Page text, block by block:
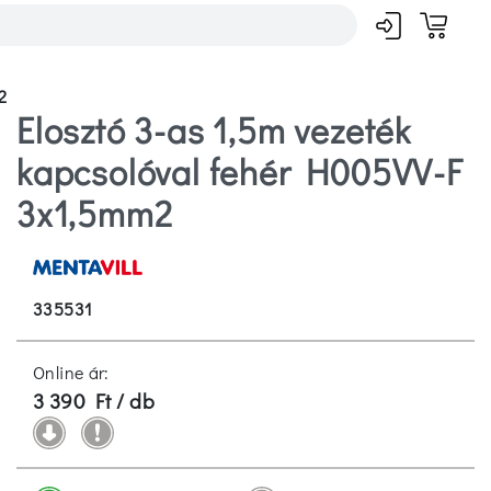
Elosztó 3-as 1,5m vezeték
kapcsolóval fehér H005VV-F
3x1,5mm2
335531
Online ár:
3 390 Ft / db